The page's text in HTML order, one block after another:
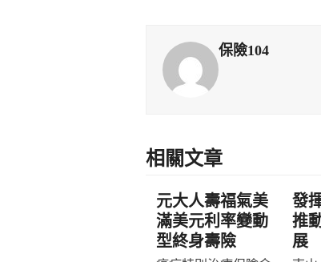
保險104
相關文章
元大人壽福氣美
滿美元利率變動
型終身壽險
發
推
展